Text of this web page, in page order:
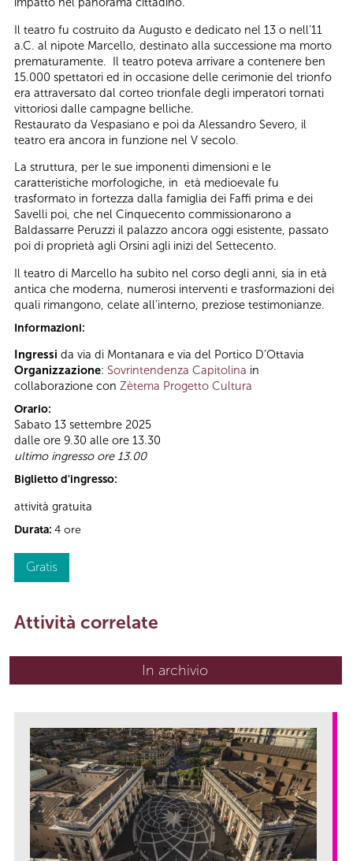
Il teatro fu costruito da Augusto e dedicato nel 13 o nell’11
a.C. al nipote Marcello, destinato alla successione ma morto
prematuramente. Il teatro poteva arrivare a contenere ben
15.000 spettatori ed in occasione delle cerimonie del trionfo
era attraversato dal corteo trionfale degli imperatori tornati
vittoriosi dalle campagne belliche.
Restaurato da Vespasiano e poi da Alessandro Severo, il
teatro era ancora in funzione nel V secolo.
La struttura, per le sue imponenti dimensioni e le
caratteristiche morfologiche, in età medioevale fu
trasformato in fortezza dalla famiglia dei Faffi prima e dei
Savelli poi, che nel Cinquecento commissionarono a
Baldassarre Peruzzi il palazzo ancora oggi esistente, passato
poi di proprietà agli Orsini agli inizi del Settecento.
Il teatro di Marcello ha subito nel corso degli anni, sia in età
antica che moderna, numerosi interventi e trasformazioni dei
quali rimangono, celate all’interno, preziose testimonianze.
Informazioni:
Ingressi da via di Montanara e via del Portico D’Ottavia
Organizzazione: Sovrintendenza Capitolina in
collaborazione con Zètema Progetto Cultura
Orario:
Sabato 13 settembre 2025
dalle ore 9.30 alle ore 13.30
ultimo ingresso ore 13.00
Biglietto d'ingresso:
attività gratuita
Durata: 4 ore
Gratis
Attività correlate
In archivio